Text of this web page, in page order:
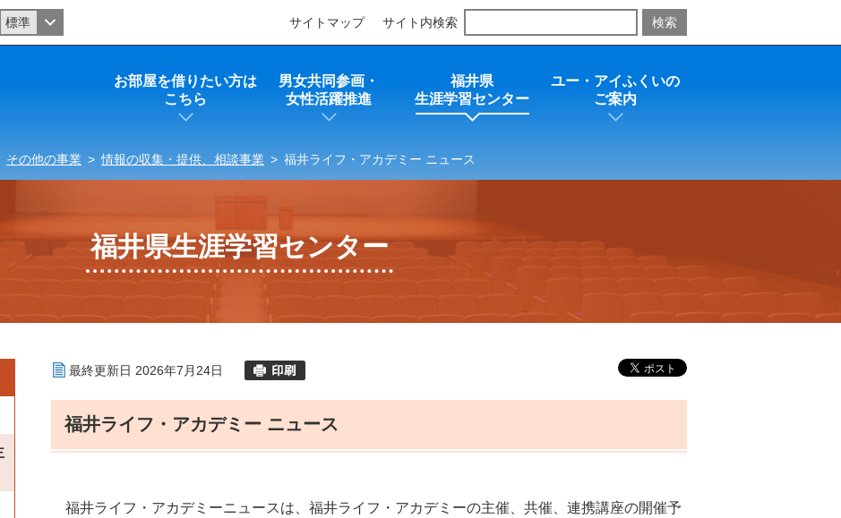
サイトマップ サイト内検索
お部屋を借りたい方は
こちら
男女共同参画・
女性活躍推進
福井県
生涯学習センター
ユー・アイふくいの
ご案内
その他の事業 > 情報の収集・提供、相談事業 > 福井ライフ・アカデミー ニュース
福井県生涯学習センター
最終更新日 2026年7月24日
福井ライフ・アカデミー ニュース
福井ライフ・アカデミーニュースは、福井ライフ・アカデミーの主催、共催、連携講座の開催予